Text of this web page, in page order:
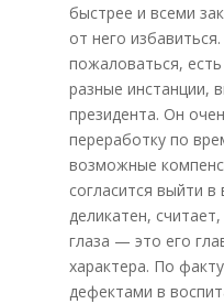
быстрее и всеми
от него
пожаловаться,
разные инстанции,
президента. Он
переработку по
возможные
согласится выйти
деликатен,
глаза — это его
характера. По
дефектами в